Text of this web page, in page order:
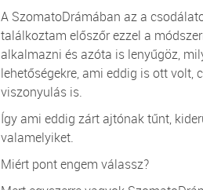
A SzomatoDrámában az a
találkoztam előszőr ezzel a
alkalmazni és azóta is lenyűgöz,
lehetőségekre, ami eddig is ott
viszonyulás is.
Így ami eddig zárt ajtónak tűnt,
valamelyiket.
Miért pont engem válassz?